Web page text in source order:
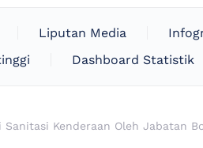
Liputan Media
Dashboard Statistik
Kenderaan Oleh Jabatan